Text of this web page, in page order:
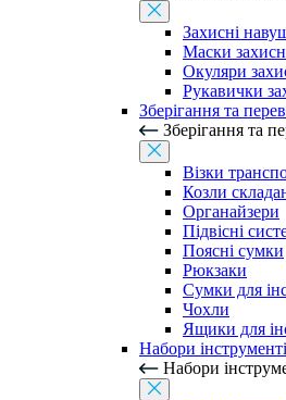
Захисні
Маски
Окуляри
Рукавички
Зберігання та
Зберігання та
Візки
Козли
Органайзери
Підвісні
Поясні сумки
Рюкзаки
Сумки для
Чохли
Ящики для
Набори
Набори